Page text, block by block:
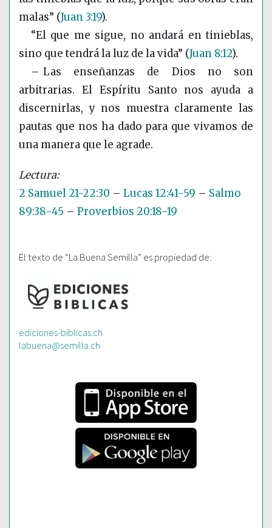
malas” (Juan 3:19).
“El que me sigue, no andará en tinieblas,
sino que tendrá la luz de la vida” (Juan 8:12).
– Las enseñanzas de Dios no son
arbitrarias. El Espíritu Santo nos ayuda a
discernirlas, y nos muestra claramente las
pautas que nos ha dado para que vivamos de
una manera que le agrade.
2 Samuel 21-22:30 – Lucas 12:41-59 – Salmo
89:38-45 – Proverbios 20:18-19
El texto de “La Buena Semilla” es propiedad de:
ediciones-biblicas.ch
labuena@semilla.ch